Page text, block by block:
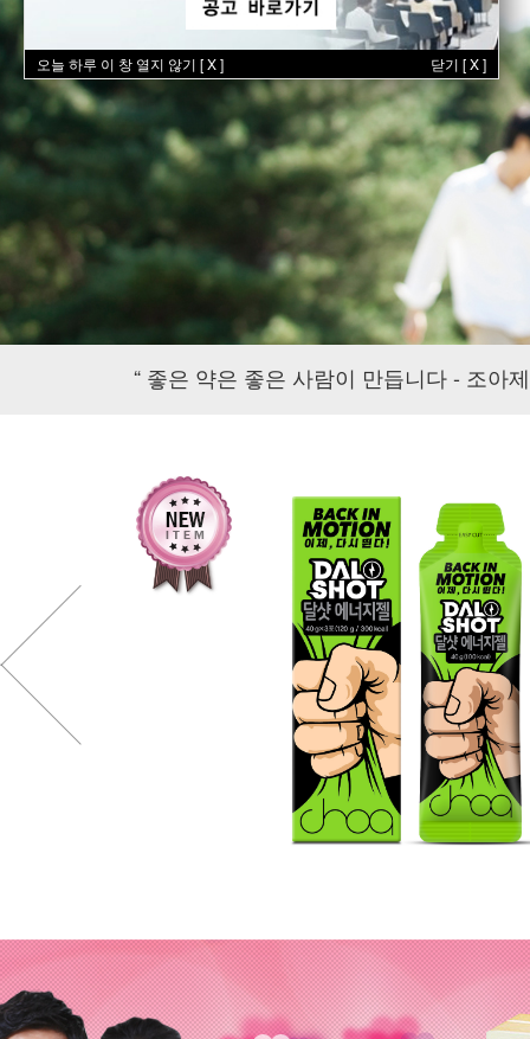
“ 좋은 약은 좋은 사람이 만듭니다 - 조아
오늘 하루 이 창 열지 않기 [ X ] 닫기 [ X ]